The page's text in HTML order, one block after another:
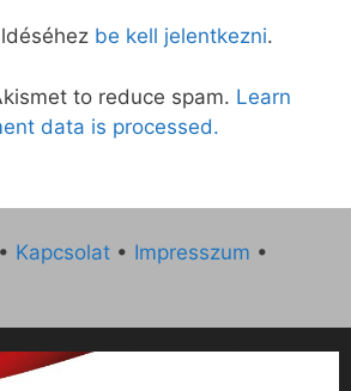
be kell jelentkezni.
to reduce spam. Learn
data is processed.
• Kapcsolat • Impresszum •